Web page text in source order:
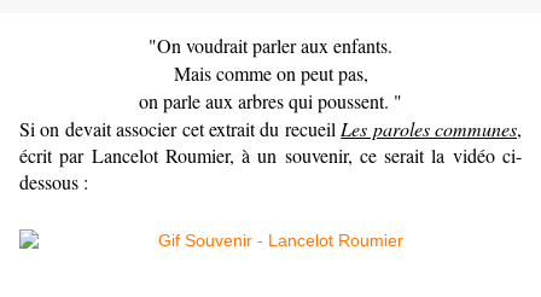
"On voudrait parler aux enfants.
Mais comme on peut pas,
on parle aux arbres qui poussent. "
Si on devait associer cet extrait du recueil Les paroles communes,
écrit par Lancelot Roumier, à un souvenir, ce serait la vidéo ci-
dessous :